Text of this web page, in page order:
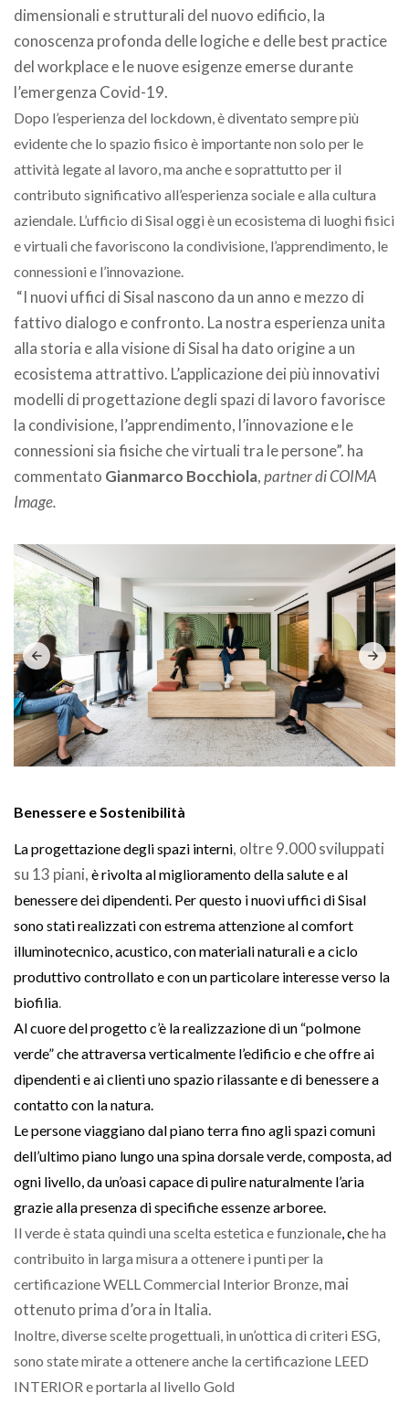
dimensionali e strutturali del nuovo edificio, la
conoscenza profonda delle logiche e delle best practice
del workplace e le nuove esigenze emerse durante
l’emergenza Covid-19.
Dopo l’esperienza del lockdown, è diventato sempre più
evidente che lo spazio fisico è importante non solo per le
attività legate al lavoro, ma anche e soprattutto per il
contributo significativo all’esperienza sociale e alla cultura
aziendale. L’ufficio di Sisal oggi è un ecosistema di luoghi fisici
e virtuali che favoriscono la condivisione, l’apprendimento, le
connessioni e l’innovazione.
“I nuovi uffici di Sisal nascono da un anno e mezzo di
fattivo dialogo e confronto. La nostra esperienza unita
alla storia e alla visione di Sisal ha dato origine a un
ecosistema attrattivo. L’applicazione dei più innovativi
modelli di progettazione degli spazi di lavoro favorisce
la condivisione, l’apprendimento, l’innovazione e le
connessioni sia fisiche che virtuali tra le persone”. ha
commentato Gianmarco Bocchiola,partner di COIMA
Image.
Benessere e Sostenibilità
La progettazione degli spazi interni, oltre 9.000 sviluppati
su 13 piani, è rivolta al miglioramento della salute e al
benessere dei dipendenti. Per questo i nuovi uffici di Sisal
sono stati realizzati con estrema attenzione al comfort
illuminotecnico, acustico, con materiali naturali e a ciclo
produttivo controllato e con un particolare interesse verso la
biofilia.
Al cuore del progetto c’è la realizzazione di un “polmone
verde” che attraversa verticalmente l’edificio e che offre ai
dipendenti e ai clienti uno spazio rilassante e di benessere a
contatto con la natura.
Le persone viaggiano dal piano terra fino agli spazi comuni
dell’ultimo piano lungo una spina dorsale verde, composta, ad
ogni livello, da un’oasi capace di pulire naturalmente l’aria
grazie alla presenza di specifiche essenze arboree.
Il verde è stata quindi una scelta estetica e funzionale, che ha
contribuito in larga misura a ottenere i punti per la
certificazione WELL Commercial Interior Bronze, mai
ottenuto prima d’ora in Italia.
Inoltre, diverse scelte progettuali, in un’ottica di criteri ESG,
sono state mirate a ottenere anche la certificazione LEED
INTERIOR e portarla al livello Gold